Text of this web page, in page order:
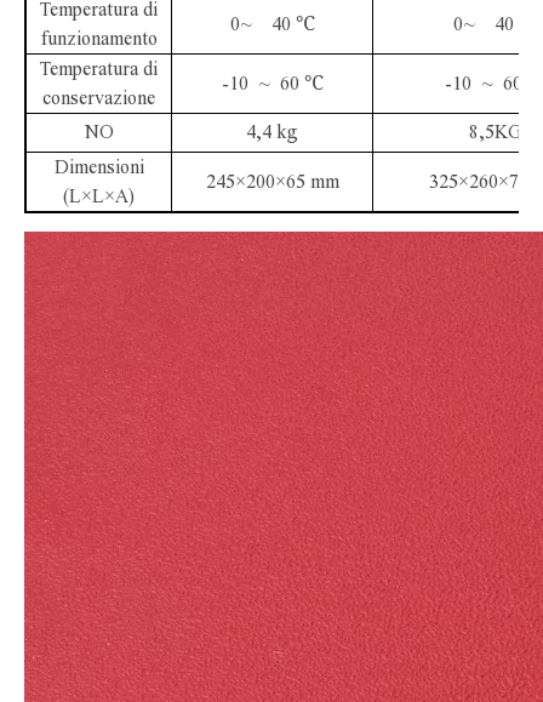
Temperatura di
funzionamento
0~ 40 ℃ 0~ 40 ℃
Temperatura di
conservazione
-10 ~ 60 ℃ -10 ~ 60
NO 4,4 kg
8,5KG
Dimensioni
(L×L×A)
245×200×65 mm 325×260×75